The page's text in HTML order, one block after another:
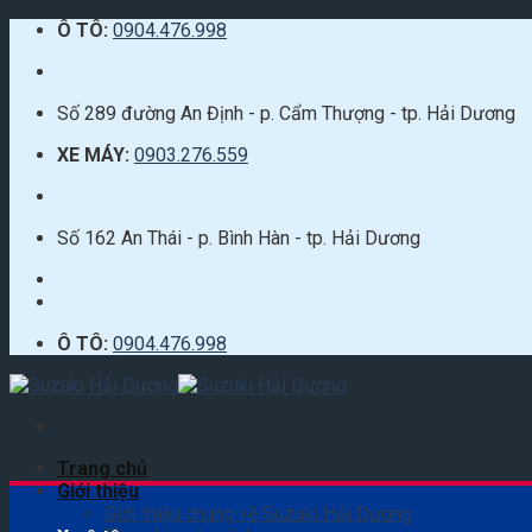
Skip
content
Ô TÔ: 0904.476.998
Số 289 đường An Định - p. Cẩm Thượng - tp. Hải Dương
XE MÁY: 0903.276.559
Số 162 An Thái - p. Bình Hàn - tp. Hải Dương
Ô TÔ: 0904.476.998
Trang chủ
Giới thiệu
Giới thiệu chung về Suzuki Hải Dương